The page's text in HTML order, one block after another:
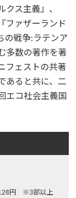
ス主義』、
ファザーランド
の戦争:ラテンア
多数の著作を著
フェストの共著
あると共に、二
エコ社会主義国
円 ※3部以上